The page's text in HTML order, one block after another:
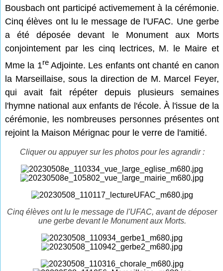
Bousbach ont participé activemement à la cérémonie.
Cinq élèves ont lu le message de l'UFAC. Une gerbe
a été déposée devant le Monument aux Morts
conjointement par les cinq lectrices, M. le Maire et
Mme la 1reAdjointe. Les enfants ont chanté en canon
la Marseillaise, sous la direction de M. Marcel Feyer,
qui avait fait répéter depuis plusieurs semaines
l'hymne national aux enfants de l'école. À l'issue de la
cérémonie, les nombreuses personnes présentes ont
rejoint la Maison Mérignac pour le verre de l'amitié.
Cliquer ou appuyer sur les photos pour les agrandir :
Cinq élèves ont lu le message de l'UFAC, avant de déposer
une gerbe devant le Monument aux Morts.